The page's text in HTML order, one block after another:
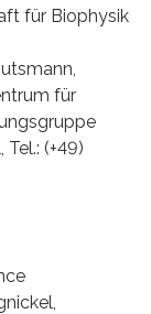
für Biophysik
für
(+49)